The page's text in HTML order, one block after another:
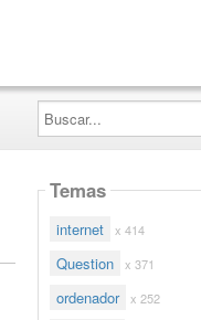
Buscar...
Temas
internet x 414
Question x 371
ordenador x 252